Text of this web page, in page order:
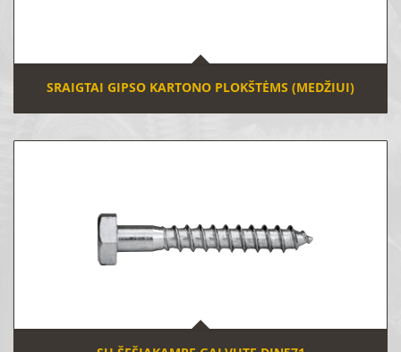
SRAIGTAI GIPSO KARTONO PLOKŠTĖMS (MEDŽIUI)